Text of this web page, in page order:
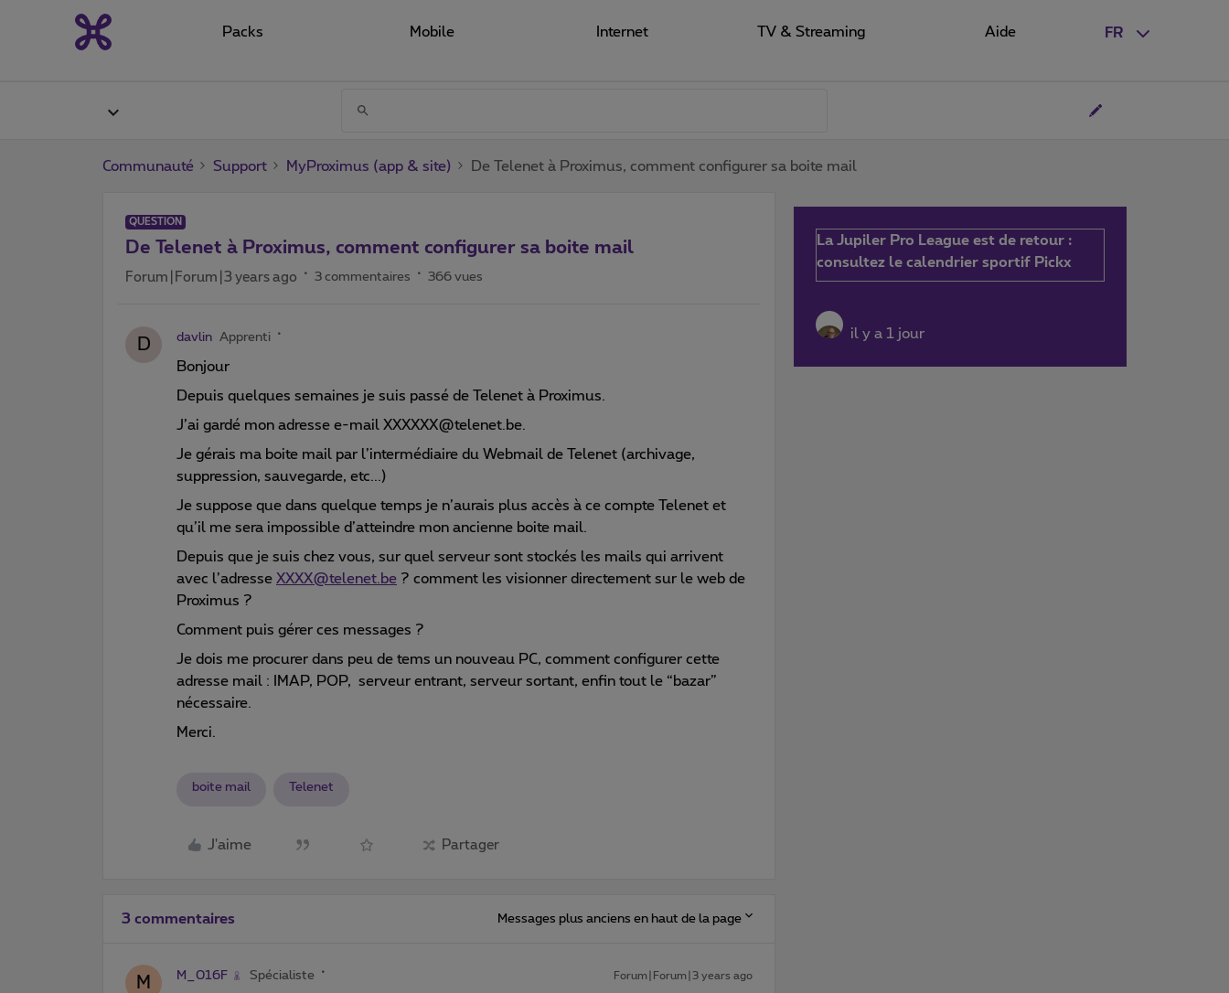
FR
Packs Mobile Internet TV & Streaming Aide
Communauté Support MyProximus (app & site) De Telenet à Proximus, comment configurer sa boite mail
QUESTION
De Telenet à Proximus, comment configurer sa boite mail
Forum|Forum|3 years ago 3 commentaires 366 vues
D davlin Apprenti
Bonjour
Depuis quelques semaines je suis passé de Telenet à Proximus.
J’ai gardé mon adresse e-mail XXXXXX@telenet.be.
Je gérais ma boite mail par l’intermédiaire du Webmail de Telenet (archivage,
suppression, sauvegarde, etc...)
Je suppose que dans quelque temps je n’aurais plus accès à ce compte Telenet et
qu’il me sera impossible d’atteindre mon ancienne boite mail.
Depuis que je suis chez vous, sur quel serveur sont stockés les mails qui arrivent
avec l’adresse XXXX@telenet.be ? comment les visionner directement sur le web de
Proximus ?
Comment puis gérer ces messages ?
Je dois me procurer dans peu de tems un nouveau PC, comment configurer cette
adresse mail : IMAP, POP, serveur entrant, serveur sortant, enfin tout le “bazar”
nécessaire.
Merci.
boite mail Telenet
J'aime Partager
3 commentaires Messages plus anciens en haut de la page
M M_016F Spécialiste Forum|Forum|3 years ago
La Jupiler Pro League est de retour :
consultez le calendrier sportif Pickx
il y a 1 jour